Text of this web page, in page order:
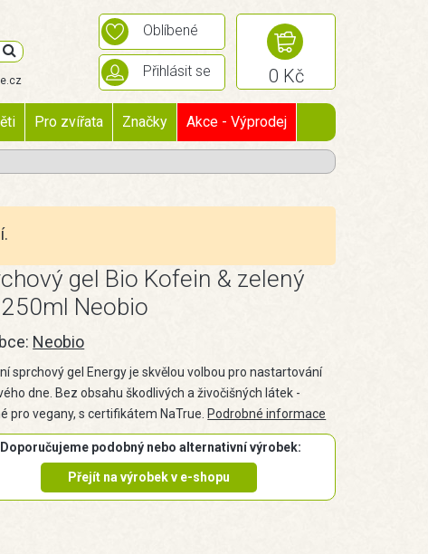
Oblíbené
Přihlásit se 0 Kč
Pro zvířata Značky Akce - Výprodej
gel Bio Kofein & zelený
Neobio
Neobio
sprchový gel Energy je skvělou volbou pro nastartování
dne. Bez obsahu škodlivých a živočišných látek -
pro vegany, s certifikátem NaTrue. Podrobné informace
Doporučujeme podobný nebo alternativní výrobek:
Přejít na výrobek v e-shopu